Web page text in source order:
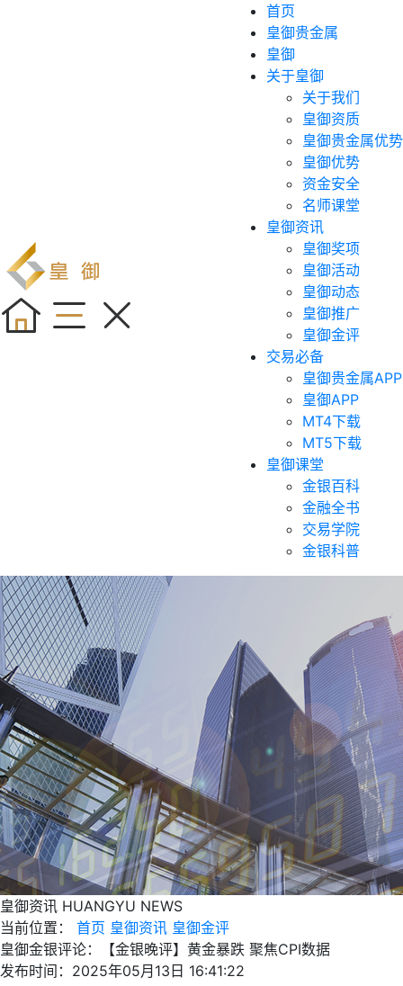
首页
皇御贵金属
皇御
关于皇御
关于我们
皇御资质
皇御贵金属优势
皇御优势
资金安全
名师课堂
皇御资讯
皇御奖项
皇御活动
皇御动态
皇御推广
皇御金评
交易必备
皇御贵金属APP
皇御APP
MT4下载
MT5下载
皇御课堂
金银百科
金融全书
交易学院
金银科普
皇御资讯 HUANGYU NEWS
当前位置：
首页 皇御资讯 皇御金评
皇御金银评论：【金银晚评】黄金暴跌 聚焦CPI数据
发布时间：2025年05月13日 16:41:22